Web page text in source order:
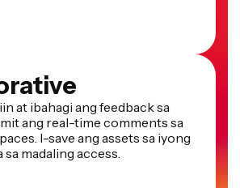
at ibahagi ang feedback sa
ang real-time comments sa
I-save ang assets sa iyong
madaling access.